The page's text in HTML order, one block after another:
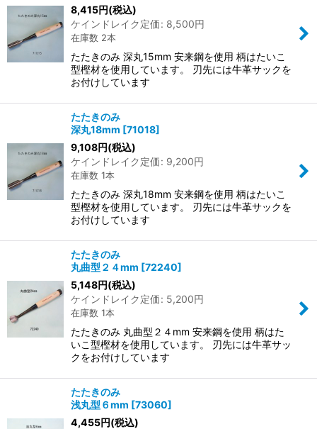
8,415円(税込)
ケインドレイク定価: 8,500円
在庫数 2本
たたきのみ 深丸15mm 安来鋼を使用 柄はたいこ
型樫材を使用しています。 刃先には牛革サックを
お付けしています
たたきのみ
深丸18mm [71018]
9,108円(税込)
ケインドレイク定価: 9,200円
在庫数 1本
たたきのみ 深丸18mm 安来鋼を使用 柄はたいこ
型樫材を使用しています。 刃先には牛革サックを
お付けしています
たたきのみ
丸曲型２４mm [72240]
5,148円(税込)
ケインドレイク定価: 5,200円
在庫数 1本
たたきのみ 丸曲型２４mm 安来鋼を使用 柄はた
いこ型樫材を使用しています。 刃先には牛革サッ
クをお付けしています
たたきのみ
浅丸型６mm [73060]
4,455円(税込)